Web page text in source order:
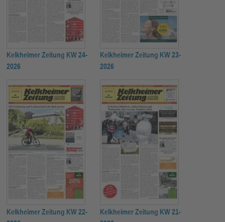
Kelkheimer Zeitung KW 24-
2026
Kelkheimer Zeitung KW 23-
2026
Kelkheimer Zeitung KW 22-
Kelkheimer Zeitung KW 21-